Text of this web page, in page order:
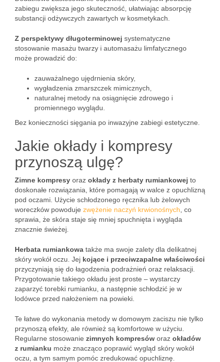
zabiegu zwiększa jego skuteczność, ułatwiając absorpcję
substancji odżywczych zawartych w kosmetykach.
Z perspektywy długoterminowej systematyczne
stosowanie masażu twarzy i automasażu limfatycznego
może prowadzić do:
zauważalnego ujędrnienia skóry,
wygładzenia zmarszczek mimicznych,
naturalnej metody na osiągnięcie zdrowego i
promiennego wyglądu.
Bez konieczności sięgania po inwazyjne zabiegi estetyczne.
Jakie okłady i kompresy
przynoszą ulgę?
Zimne kompresy oraz okłady z herbaty rumiankowej to
doskonałe rozwiązania, które pomagają w walce z opuchlizną
pod oczami. Użycie schłodzonego ręcznika lub żelowych
woreczków powoduje zwężenie naczyń krwionośnych , co
sprawia, że skóra staje się mniej spuchnięta i wygląda
znacznie świeżej.
Herbata rumiankowa także ma swoje zalety dla delikatnej
skóry wokół oczu. Jej kojące i przeciwzapalne właściwości
przyczyniają się do łagodzenia podrażnień oraz relaksacji.
Przygotowanie takiego okładu jest proste – wystarczy
zaparzyć torebki rumianku, a następnie schłodzić je w
lodówce przed nałożeniem na powieki.
Te łatwe do wykonania metody w domowym zaciszu nie tylko
przynoszą efekty, ale również są komfortowe w użyciu.
Regularne stosowanie zimnych kompresów oraz okładów
z rumianku może znacząco poprawić wygląd skóry wokół
oczu, a tym samym pomóc zredukować opuchliznę.